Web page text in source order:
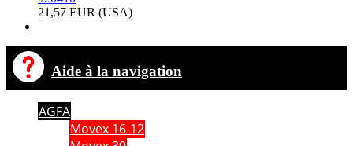
21,57 EUR (USA)
Aide à la navigation
AGFA
Movex 16-12